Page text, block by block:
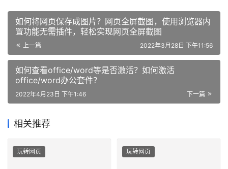
如何将网页保存成图片？网页全屏截图，使用浏览器内
置功能无需插件，轻松实现网页全屏截图
上一篇 2022年3月28日 下午11:56
如何查看office/word等是否激活？如何激活
office/word办公套件？
下一篇
2022年4月23日 下午1:46
相关推荐
玩转网页 玩转网页